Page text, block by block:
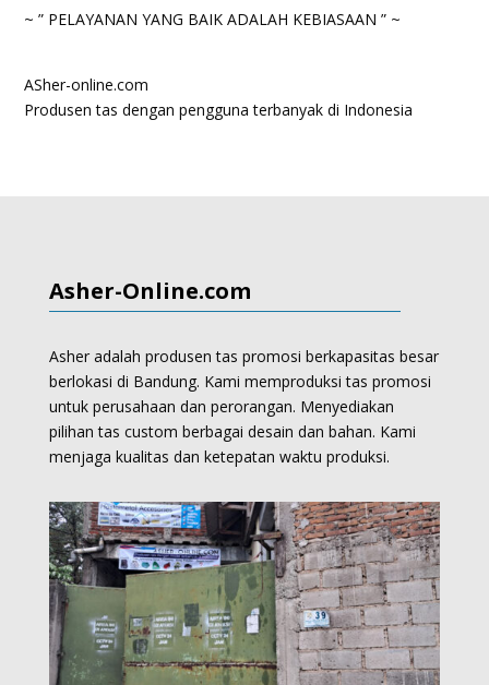
~ ” PELAYANAN YANG BAIK ADALAH KEBIASAAN ” ~
ASher-online.com
Produsen tas dengan pengguna terbanyak di Indonesia
Asher-Online.com
Asher adalah produsen tas promosi berkapasitas besar
berlokasi di Bandung. Kami memproduksitas promosi
untuk perusahaan dan perorangan. Menyediakan
pilihan tas custom berbagai desain dan bahan. Kami
menjaga kualitas dan ketepatan waktu produksi.